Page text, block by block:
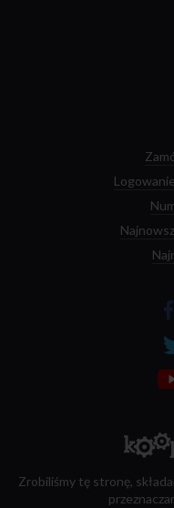
Zrobiliśmy tę stronę,